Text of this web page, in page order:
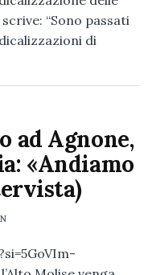
“Sono passati
di
ad Agnone,
«Andiamo